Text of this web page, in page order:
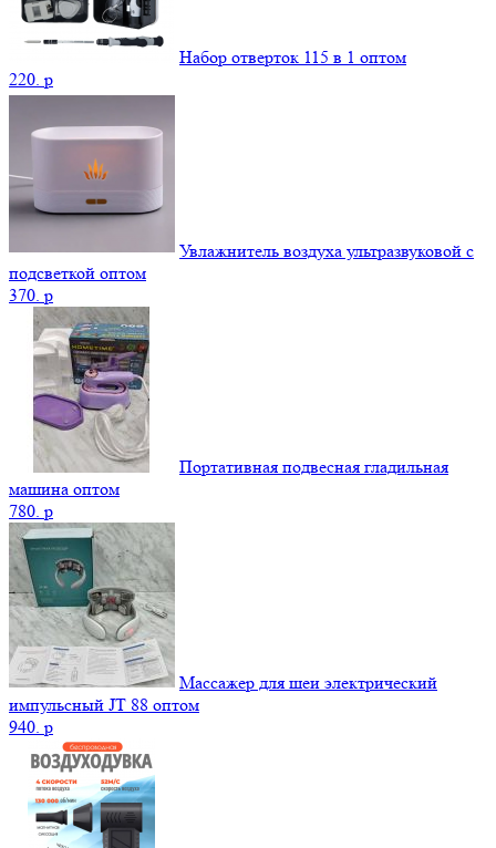
Набор отверток 115 в 1 оптом
220. p
Увлажнитель воздуха ультразвуковой с
подсветкой оптом
370. p
Портативная подвесная гладильная
машина оптом
780. p
Массажер для шеи электрический
импульсный JT 88 оптом
940. p